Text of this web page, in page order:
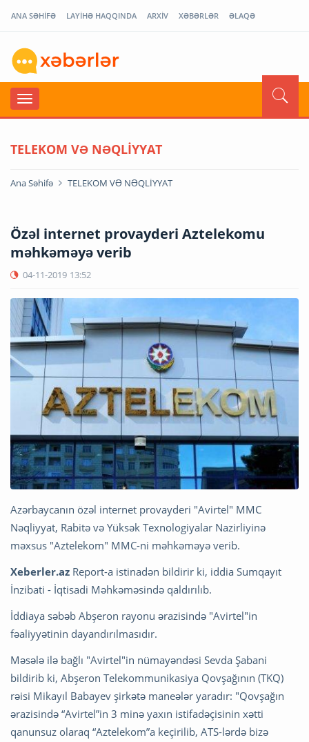
ANA SƏHİFƏ LAYİHƏ HAQQINDA ARXİV XƏBƏRLƏR ƏLAQƏ
TELEKOM VƏ NƏQLİYYAT
Ana Səhifə TELEKOM VƏ NƏQLİYYAT
Özəl internet provayderi Aztelekomu
məhkəməyə verib
04-11-2019 13:52
Azərbaycanın özəl internet provayderi "Avirtel" MMC
Nəqliyyat, Rabitə və Yüksək Texnologiyalar Nazirliyinə
məxsus "Aztelekom" MMC-ni məhkəməyə verib.
Xeberler.az Report-a istinadən bildirir ki, iddia Sumqayıt
İnzibati - İqtisadi Məhkəməsində qaldırılıb.
İddiaya səbəb Abşeron rayonu ərazisində "Avirtel"in
fəaliyyətinin dayandırılmasıdır.
Məsələ ilə bağlı "Avirtel"in nümayəndəsi Sevda Şabani
bildirib ki, Abşeron Telekommunikasiya Qovşağının (TKQ)
rəisi Mikayıl Babayev şirkətə maneələr yaradır: "Qovşağın
ərazisində “Avirtel”in 3 minə yaxın istifadəçisinin xətti
qanunsuz olaraq “Aztelekom”a keçirilib, ATS-lərdə bizə